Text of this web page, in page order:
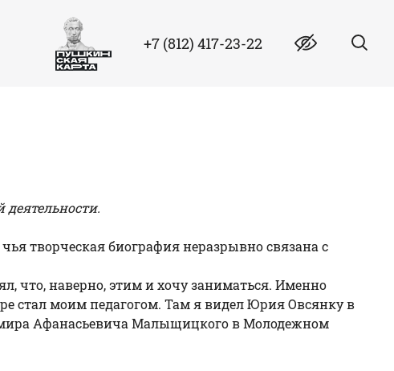
+7 (812) 417-23-22
чья творческая биография неразрывно связана с
что, наверно, этим и хочу заниматься. Именно
стал моим педагогом. Там я видел Юрия Овсянку в
Афанасьевича Малыщицкого в Молодежном